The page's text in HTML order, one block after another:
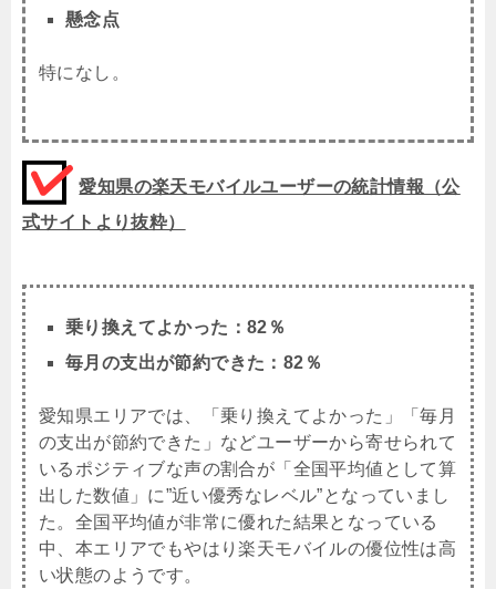
懸念点
特になし。
愛知県の楽天モバイルユーザーの統計情報（公
式サイトより抜粋）
乗り換えてよかった：82％
毎月の支出が節約できた：82％
愛知県エリアでは、「乗り換えてよかった」「毎月
の支出が節約できた」などユーザーから寄せられて
いるポジティブな声の割合が「全国平均値として算
出した数値」に”近い優秀なレベル”となっていまし
た。全国平均値が非常に優れた結果となっている
中、本エリアでもやはり楽天モバイルの優位性は高
い状態のようです。